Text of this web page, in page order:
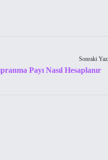
Sonraki
Payı Nasıl Hesaplanır